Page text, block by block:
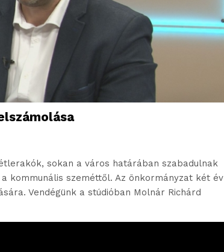
sokan a város határában szabadulnak
kommunális szeméttől. Az önkormányzat két év
Vendégünk a stúdióban Molnár Richárd